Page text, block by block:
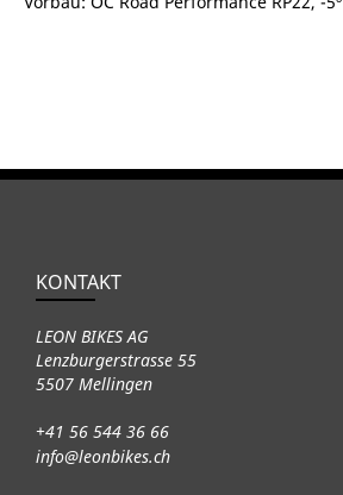
KONTAKT
LEON BIKES AG
Lenzburgerstrasse 55
5507 Mellingen
+41 56 544 36 66
info@leonbikes.ch